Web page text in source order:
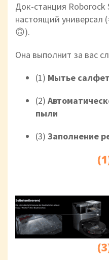
Док-станция Roborock
настоящий универсал
🙃).
Она выполнит за вас
(1) Мытье
(2)
пыли
(3) Заполнение